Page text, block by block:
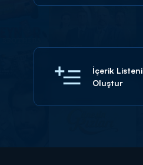
İçerik Listeni
Oluştur